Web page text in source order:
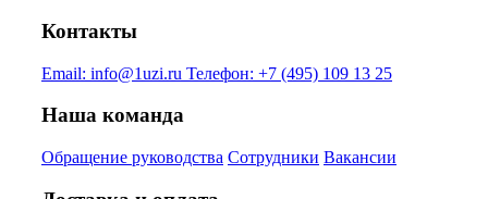
Контакты
Email: info@1uzi.ru Телефон: +7 (495) 109 13 25
Наша команда
Обращение руководства Сотрудники Вакансии